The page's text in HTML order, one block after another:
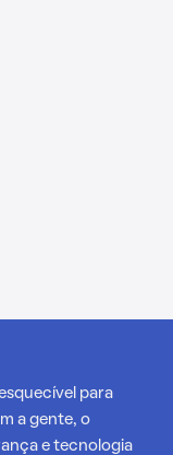
para
a gente, o
e tecnologia